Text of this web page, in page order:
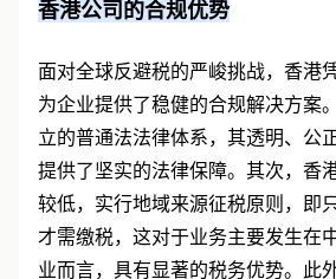
面对全球反避税的严峻挑战，香港
为企业提供了稳健的合规解决方案
立的普通法法律体系，其透明、公
提供了坚实的法律保障。其次，香
较低，实行地域来源征税原则，即
才需缴税，这对于业务主要发生在